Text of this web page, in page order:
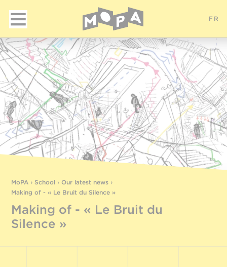
FR
MoPA › School ›Our latest news ›
Making of - « Le Bruit du Silence »
Making of - « Le Bruit du
Silence »